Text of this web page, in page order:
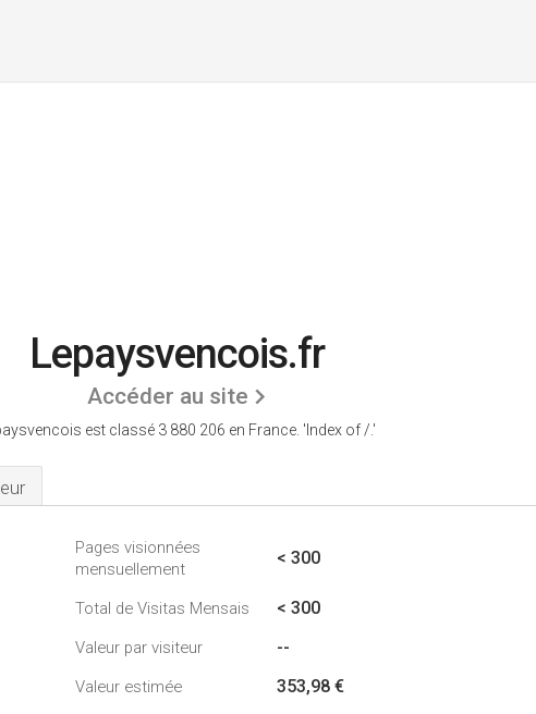
Lepaysvencois.fr
Accéder au site
est classé 3 880 206 en France. 'Index of /.'
Pages visionnées
mensuellement
< 300
Total de Visitas Mensais < 300
Valeur par visiteur --
Valeur estimée 353,98 €